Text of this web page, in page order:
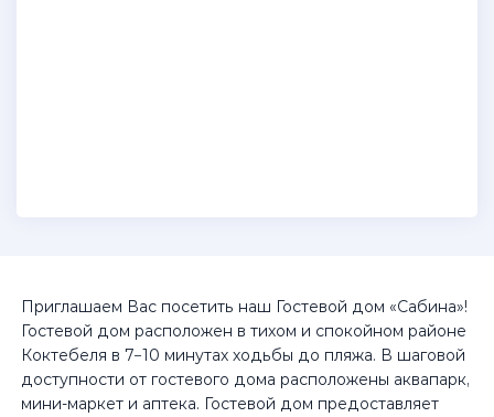
Приглашаем Вас посетить наш Гостевой дом «Сабина»!
Гостевой дом расположен в тихом и спокойном районе
Коктебеля в 7−10 минутах ходьбы до пляжа. В шаговой
доступности от гостевого дома расположены аквапарк,
мини-маркет и аптека. Гостевой дом предоставляет